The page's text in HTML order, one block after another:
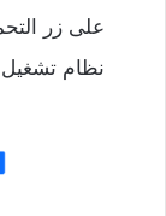
على زر
نظام تشغيل